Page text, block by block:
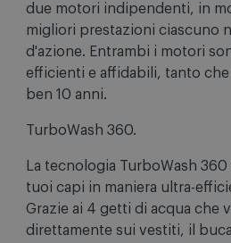
due motori indipendenti, in
migliori prestazioni ciascuno
d'azione. Entrambi i motori
efficienti e affidabili, tanto
ben 10 anni.
TurboWash 360.
La tecnologia TurboWash
tuoi capi in maniera ultra-
Grazie ai 4 getti di acqua che
direttamente sui vestiti, il